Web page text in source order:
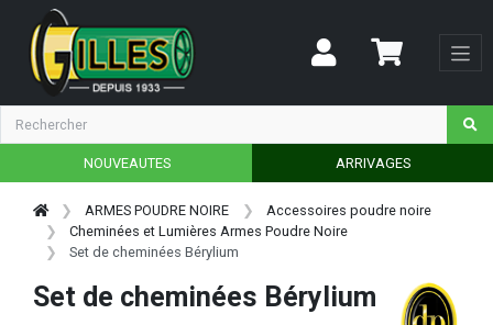
NOUVEAUTES ARRIVAGES
ARMES POUDRE NOIRE
Accessoires poudre noire
Cheminées et Lumières Armes Poudre Noire
Set de cheminées Bérylium
Set de cheminées Bérylium